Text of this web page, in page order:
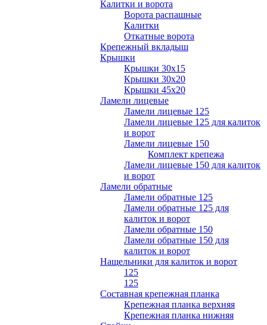
Калитки и ворота
Ворота распашные
Калитки
Откатные ворота
Крепежный вкладыш
Крышки
Крышки 30х15
Крышки 30х20
Крышки 45х20
Ламели лицевые
Ламели лицевые 125
Ламели лицевые 125 для калиток
и ворот
Ламели лицевые 150
Комплект крепежа
Ламели лицевые 150 для калиток
и ворот
Ламели обратные
Ламели обратные 125
Ламели обратные 125 для
калиток и ворот
Ламели обратные 150
Ламели обратные 150 для
калиток и ворот
Нащельники для калиток и ворот
125
125
Составная крепежная планка
Крепежная планка верхняя
Крепежная планка нижняя